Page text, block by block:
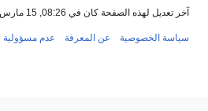
آخر تعديل لهذه الصفحة كان في 08:26, 15 مارس 2010.
سياسة الخصوصية عن المعرفة عدم مسؤولية